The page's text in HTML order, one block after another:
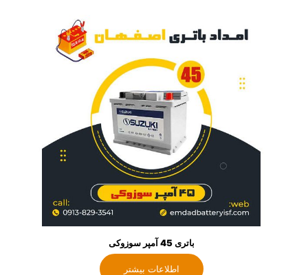
باتری 45 آمپر سوزوکی
اطلاعات بیشتر